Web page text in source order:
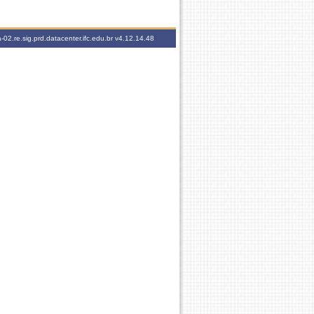
02.re.sig.prd.datacenter.ifc.edu.brv4.12.14.48